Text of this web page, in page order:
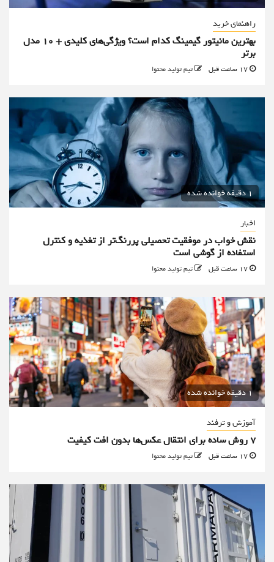
راهنمای خرید
بهترین مانیتور گیمینگ کدام است؟ ویژگی‌های کلیدی + 10 مدل
برتر
تیم تولید محتوا
1 دقیقه خوانده شده
اخبار
نقش خواب در موفقیت تحصیلی پررنگ‌تر از تغذیه و کنترل
استفاده از گوشی است
تیم تولید محتوا
1 دقیقه خوانده شده
آموزش و ترفند
۷ روش ساده برای انتقال عکس‌ها بدون افت کیفیت
تیم تولید محتوا